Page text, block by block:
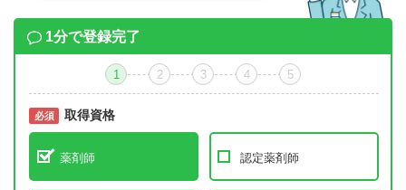
1分で登録完了
1 2 3 4 5
必須 取得資格
薬剤師 認定薬剤師